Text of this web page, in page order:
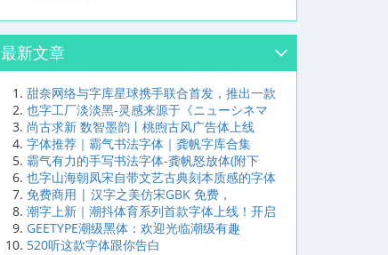
最新文章
甜奈网络与字库星球携手联合首发，推出一款
也字工厂淡淡黑-灵感来源于《ニューシネマ
尚古求新 数智墨韵丨桃煦古风广告体上线
字体推荐｜霸气书法字体｜龚帆字库合集
霸气有力的手写书法字体-龚帆怒放体(附下
也字山海朝凤宋自带文艺古典刻本质感的字体
免费商用 | 汉字之美仿宋GBK 免费，
潮字上新｜潮抖体育系列首款字体上线！开启
GEETYPE潮级黑体：欢迎光临潮级有趣
520听这款字体跟你告白